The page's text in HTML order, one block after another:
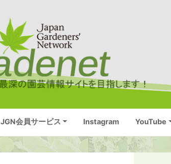
JGN会員サービス Instagram YouTube